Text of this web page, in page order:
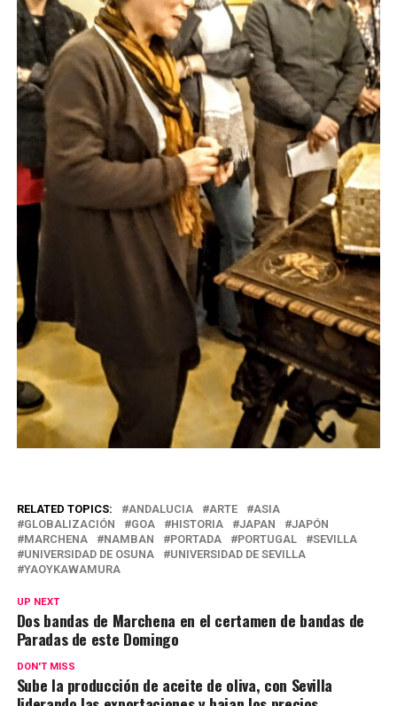
RELATED TOPICS: ANDALUCIA ARTE
ASIA
GLOBALIZACIÓN
GOA HISTORIA JAPAN
JAPÓN
MARCHENA
NAMBAN PORTADA PORTUGAL
SEVILLA
UNIVERSIDAD DE OSUNA
UNIVERSIDAD DE SEVILLA
YAOYKAWAMURA
UP NEXT
Dos bandas de Marchena en el certamen de bandas de
Paradas de este Domingo
DON'T MISS
Sube la producción de aceite de oliva, con Sevilla